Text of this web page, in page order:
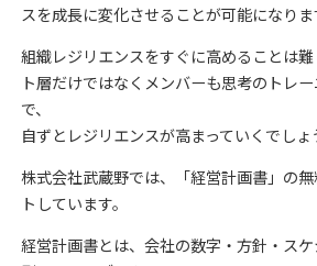
スを成長に変化させることが可能になりま
組織レジリエンスをすぐに高めることは
ト層だけではなくメンバーも思考のトレ
で、
自ずとレジリエンスが高まっていくでしょ
株式会社武蔵野では、「経営計画書」の
トしています。
経営計画書とは、会社の数字・方針・ス